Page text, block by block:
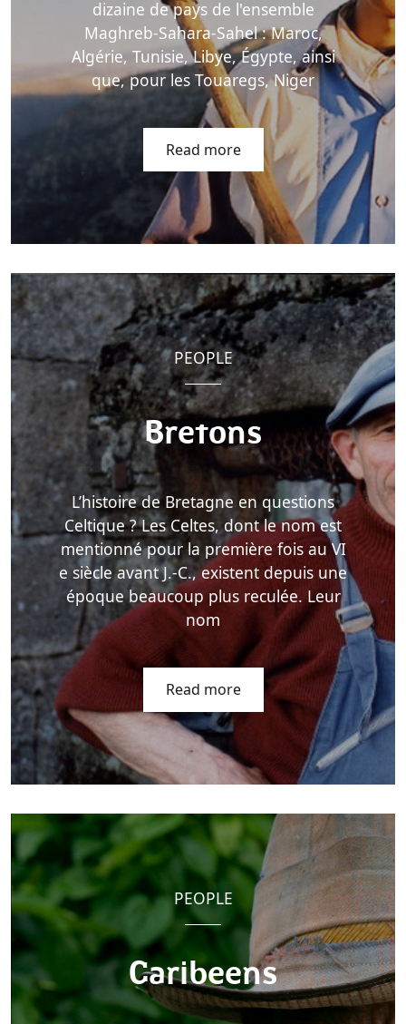
dizaine de pays de l'ensemble
Maghreb-Sahara-Sahel : Maroc,
Algérie, Tunisie, Libye, Égypte, ainsi
que, pour les Touaregs, Niger
Read more
PEOPLE
Bretons
L’histoire de Bretagne en questions
Celtique ? Les Celtes, dont le nom est
mentionné pour la première fois au VI
e siècle avant J.-C., existent depuis une
époque beaucoup plus reculée. Leur
nom
Read more
PEOPLE
Caribeens